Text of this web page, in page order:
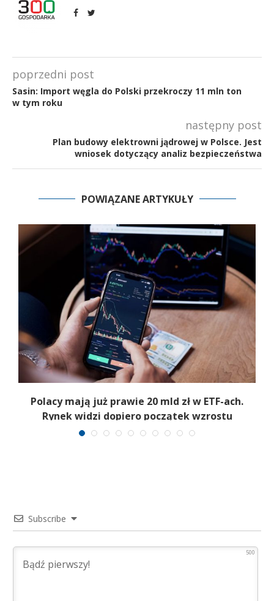
poprzedni post
Sasin: Import węgla do Polski przekroczy 11 mln ton
w tym roku
następny post
Plan budowy elektrowni jądrowej w Polsce. Jest
wniosek dotyczący analiz bezpieczeństwa
POWIĄZANE ARTYKUŁY
Polacy mają już prawie 20 mld zł w ETF-ach.
Rynek widzi dopiero początek wzrostu
Subscribe
500